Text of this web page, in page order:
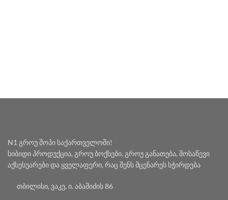
N1 გროუ შოპი საქართველოში!
სიბიდი პროდუქცია, გროუ ბოქსები, გროუ განათება, მოსაწევი
აქსესუარები და ყველაფერი, რაც შენს მცენარეს სჭირდება
თბილისი, ვაკე, ი. აბაშიძის 86